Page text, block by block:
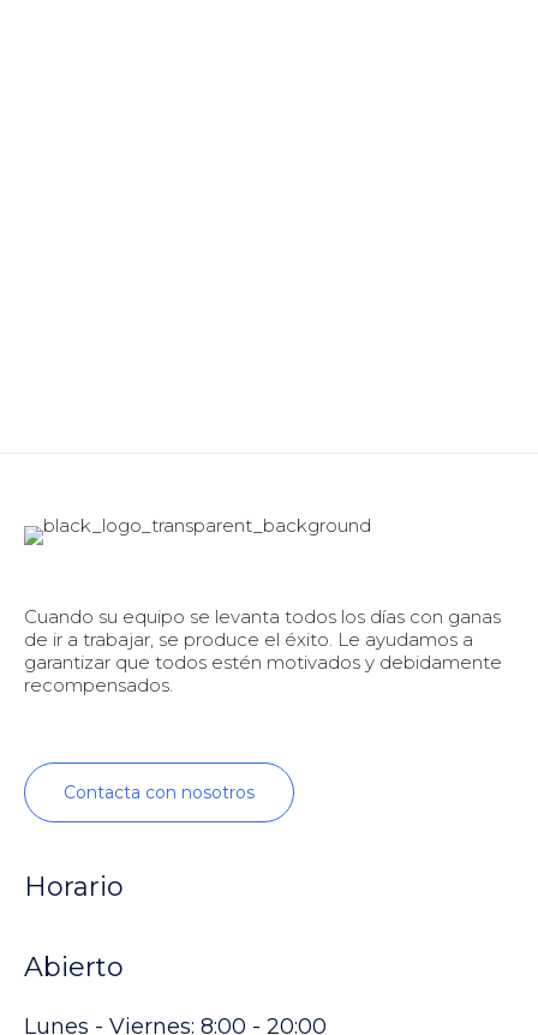
Cuando su equipo se levanta todos los días con ganas
de ir a trabajar, se produce el éxito. Le ayudamos a
garantizar que todos estén motivados y debidamente
recompensados.
Contacta con nosotros
Horario
Abierto
Lunes - Viernes: 8:00 - 20:00